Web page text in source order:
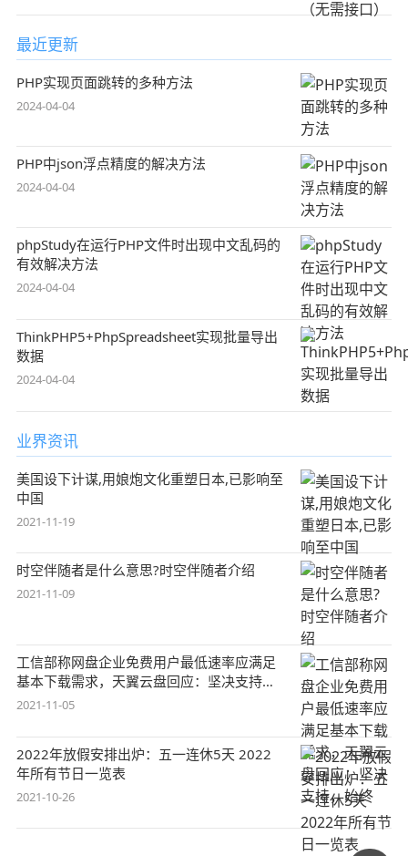
最近更新
PHP实现页面跳转的多种方法
2024-04-04
PHP中json浮点精度的解决方法
2024-04-04
phpStudy在运行PHP文件时出现中文乱码的
有效解决方法
2024-04-04
ThinkPHP5+PhpSpreadsheet实现批量导出
数据
2024-04-04
业界资讯
美国设下计谋,用娘炮文化重塑日本,已影响至
中国
2021-11-19
时空伴随者是什么意思?时空伴随者介绍
2021-11-09
工信部称网盘企业免费用户最低速率应满足
基本下载需求，天翼云盘回应：坚决支持，
始终
2021-11-05
2022年放假安排出炉：五一连休5天 2022
年所有节日一览表
2021-10-26